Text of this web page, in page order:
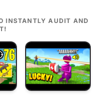
INSTANTLY AUDIT AND